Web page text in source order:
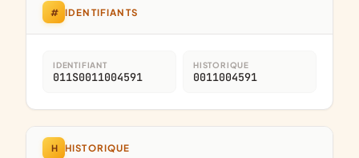
# IDENTIFIANTS
IDENTIFIANT
011S0011004591
HISTORIQUE
0011004591
H HISTORIQUE